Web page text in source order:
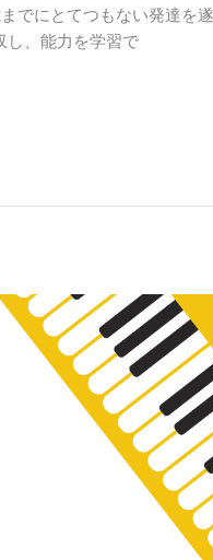
でにとてつもない発達を
し、能力を学習で